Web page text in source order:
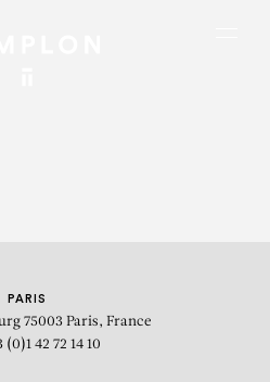
PARIS
75003 Paris, France
(0)1 42 72 14 10